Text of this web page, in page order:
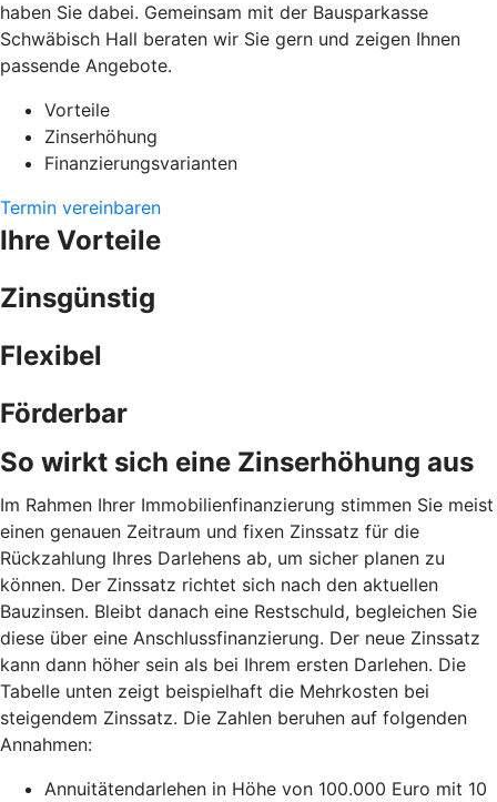
haben Sie dabei. Gemeinsam mit der Bausparkasse
Schwäbisch Hall beraten wir Sie gern und zeigen Ihnen
passende Angebote.
Vorteile
Zinserhöhung
Finanzierungsvarianten
Termin vereinbaren
Ihre Vorteile
Zinsgünstig
Flexibel
Förderbar
So wirkt sich eine Zinserhöhung aus
Im Rahmen Ihrer Immobilienfinanzierung stimmen Sie meist
einen genauen Zeitraum und fixen Zinssatz für die
Rückzahlung Ihres Darlehens ab, um sicher planen zu
können. Der Zinssatz richtet sich nach den aktuellen
Bauzinsen. Bleibt danach eine Restschuld, begleichen Sie
diese über eine Anschlussfinanzierung. Der neue Zinssatz
kann dann höher sein als bei Ihrem ersten Darlehen. Die
Tabelle unten zeigt beispielhaft die Mehrkosten bei
steigendem Zinssatz. Die Zahlen beruhen auf folgenden
Annahmen:
Annuitätendarlehen in Höhe von 100.000 Euro mit 10